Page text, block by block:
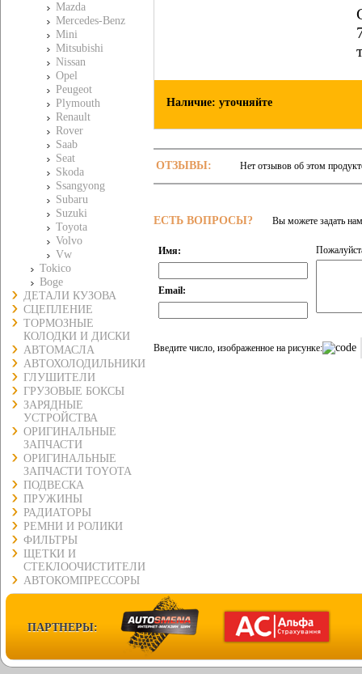
Mazda
Mercedes-Benz
Mini
Mitsubishi
Nissan
Opel
Peugeot
Plymouth
Renault
Rover
Saab
Seat
Skoda
Ssangyong
Subaru
Suzuki
Toyota
Volvo
Vw
Tokico
Boge
ДЕТАЛИ КУЗОВА
СЦЕПЛЕНИЕ
ТОРМОЗНЫЕ
КОЛОДКИ И ДИСКИ
АВТОМАСЛА
АВТОХОЛОДИЛЬНИКИ
ГЛУШИТЕЛИ
ГРУЗОВЫЕ БОКСЫ
ЗАРЯДНЫЕ
УСТРОЙСТВА
ОРИГИНАЛЬНЫЕ
ЗАПЧАСТИ
ОРИГИНАЛЬНЫЕ
ЗАПЧАСТИ TOYOTA
ПОДВЕСКА
ПРУЖИНЫ
РАДИАТОРЫ
РЕМНИ И РОЛИКИ
ФИЛЬТРЫ
ЩЕТКИ И
СТЕКЛООЧИСТИТЕЛИ
АВТОКОМПРЕССОРЫ
Наличие: уточняйте
ОТЗЫВЫ: Нет отзывов об этом
ЕСТЬ ВОПРОСЫ? Вы можете задать
Имя:
Email:
Введите число, изображенное на рисунке:
ПАРТНЕРЫ: